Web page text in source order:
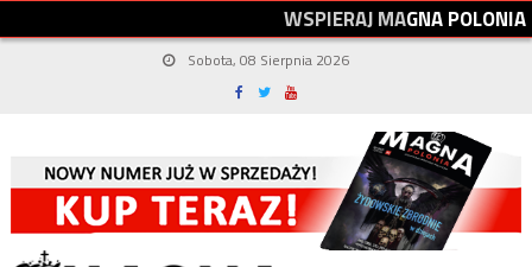
WSPIERAJMAGNAPOLONIA
Sobota, 08 Sierpnia 2026